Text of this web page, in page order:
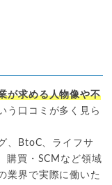
が求める人物像や不
う口コミが多く見ら
、BtoC、ライフサ
購買・SCMなど領域
業界で実際に働いた